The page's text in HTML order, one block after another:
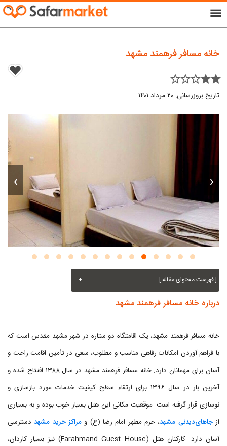
menu
خانه مسافر فرهمند مشهد
star_border star_border star_border star star
تاریخ بروزرسانی: ۲۰ مرداد ۱۴۰۱
‹
›
[ فهرست محتوای مقاله ] +
درباره خانه مسافر فرهمند مشهد
خانه مسافر فرهمند مشهد، یک اقامتگاه دو ستاره در شهر مشهد مقدس است که
با فراهم آوردن امکانات رفاهی مناسب و مطلوب، سعی در تأمین اقامت راحت و
آسان برای مهمانان دارد. خانه مسافر فرهمند مشهد در سال ۱۳۸۸ افتتاح شده و
آخرین بار در سال ۱۳۹۶ برای ارتقاء سطح کیفیت خدمات مورد بازسازی و
نوسازی قرار گرفته است. موقعیت مکانی این هتل بسیار خوب بوده و به بسیاری
ازجاهای‌دیدنی مشهد، حرم مطهر امام رضا (ع) و مراکز خرید مشهددسترسی
آسان دارد. کارکنان هتل (Farahmand Guest House) نیز بسیار کاردان،